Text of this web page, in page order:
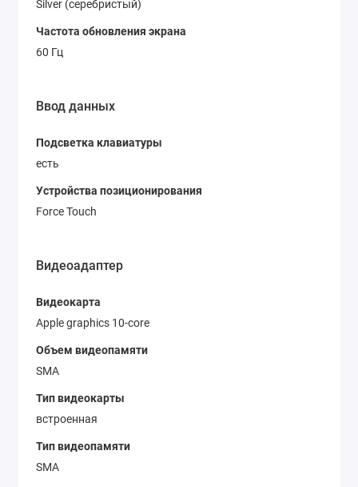
Silver (серебристый)
Частота обновления экрана
60 Гц
Ввод данных
Подсветка клавиатуры
есть
Устройства позиционирования
Force Touch
Видеоадаптер
Видеокарта
Apple graphics 10-core
Объем видеопамяти
SMA
Тип видеокарты
встроенная
Тип видеопамяти
SMA